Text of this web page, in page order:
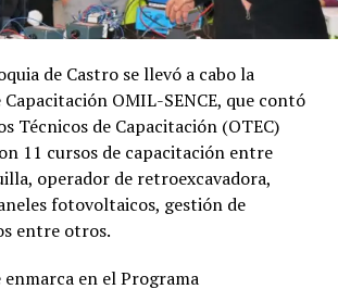
de Castro se llevó a cabo la
OMIL-SENCE, que contó
Técnicos de Capacitación (OTEC)
11 cursos de capacitación entre
operador de retroexcavadora,
fotovoltaicos, gestión de
entre otros.
en el Programa